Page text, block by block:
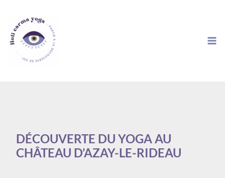
contenu
DÉCOUVERTE DU YOGA AU
CHÂTEAU D’AZAY-LE-RIDEAU